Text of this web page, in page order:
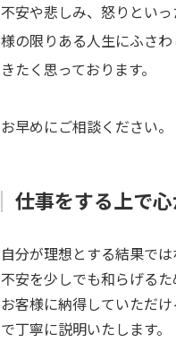
不安や悲しみ、怒りとい
様の限りある人生にふさ
きたく思っております。
お早めにご相談ください。
仕事をする上で
自分が理想とする結果で
不安を少しでも和らげるた
お客様に納得していただ
で丁寧に説明いたします。